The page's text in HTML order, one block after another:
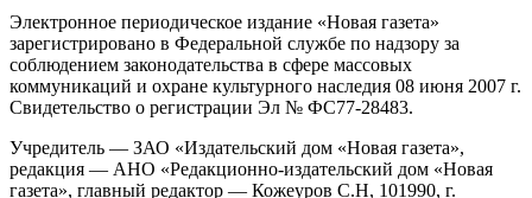
Электронное периодическое издание «Новая газета»
зарегистрировано в Федеральной службе по надзору за
соблюдением законодательства в сфере массовых
коммуникаций и охране культурного наследия 08 июня 2007 г.
Свидетельство о регистрации Эл № ФС77-28483.
Учредитель — ЗАО «Издательский дом «Новая газета»,
редакция — АНО «Редакционно-издательский дом «Новая
газета», главный редактор — Кожеуров С.Н, 101990, г.